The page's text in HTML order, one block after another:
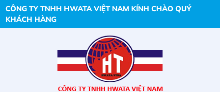
CÔNG TY TNHH HWATA VIỆT NAM KÍNH CHÀO QUÝ
KHÁCH HÀNG